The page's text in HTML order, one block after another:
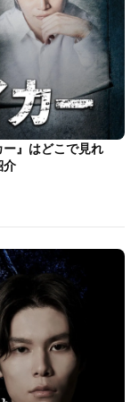
』はどこで見れ
介